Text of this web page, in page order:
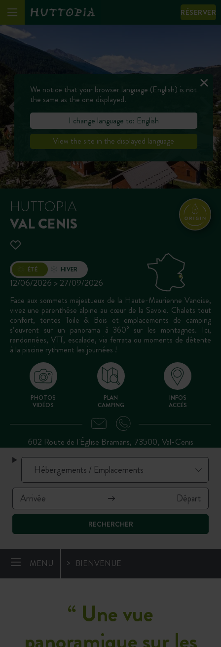
RÉSERVER
RECHERCHER
HUTTOPIA
VAL CENIS
Ouverture
12/06/2026 > 27/09/2026
HIVER
ÉTÉ
Face aux sommets majestueux de la Haute-Maurienne Vanoise,
vivez une parenthèse alpine au cœur de la Savoie. Chalets tout
confort, tentes Toile & Bois et emplacements de camping
s’ouvrent sur un panorama à 360° sur les montagnes. Ici,
randonnées, VTT, escalade, via ferrata ou moments de détente
à la piscine rythment les journées !
PHOTOS
VIDÉOS
PLAN
CAMPING
INFOS
ACCÈS
602 Route de l'Église Bramans, 73500, Val-Cenis
MENU BIENVENUE
“ Une vue
We notice that your browser language (English) is not
the same as the one displayed.
I change language to: English
View the site in the displayed language